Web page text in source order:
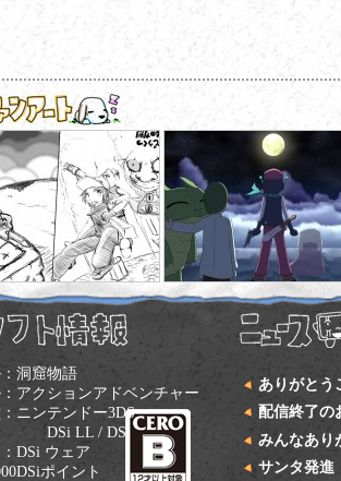
洞窟物語
アクションアドベンチャー
ニンテンドー3DS
LL / DSi
DSi ウェア
ポイント
ありがとう
配信終了の
みんなあり
サンタ発進